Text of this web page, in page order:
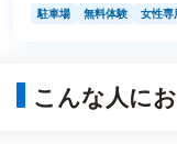
駐車場 無料体験 女性専
こんな人に